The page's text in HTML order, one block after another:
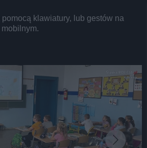
klawiatury, lub gestów na